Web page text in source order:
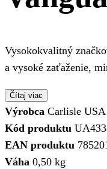
Vysokokvalitný
a vysoké zaťaženie,
Čítaj viac
Výrobca Carlisle USA
Kód produktu
EAN produktu
Váha 0,50 kg